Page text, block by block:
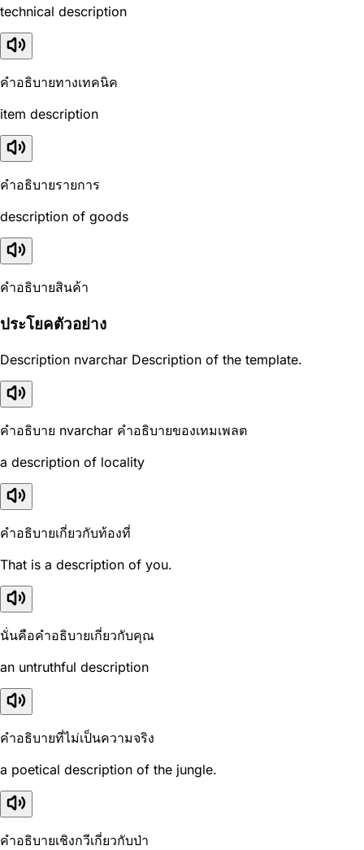
technical description
คำอธิบายทางเทคนิค
item description
คำอธิบายรายการ
description of goods
คำอธิบายสินค้า
ประโยคตัวอย่าง
Description nvarchar Description of the template.
คำอธิบาย nvarchar คำอธิบายของเทมเพลต
a description of locality
คำอธิบายเกี่ยวกับท้องที่
That is a description of you.
นั่นคือคำอธิบายเกี่ยวกับคุณ
an untruthful description
คำอธิบายที่ไม่เป็นความจริง
a poetical description of the jungle.
คำอธิบายเชิงกวีเกี่ยวกับป่า